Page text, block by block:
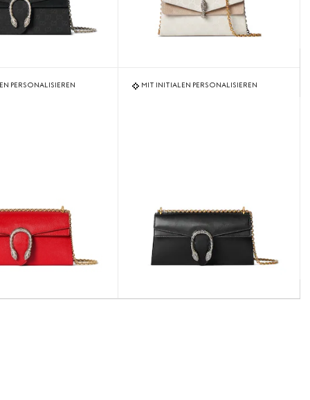
PERSONALISIEREN MIT INITIALEN PERSONALISIEREN